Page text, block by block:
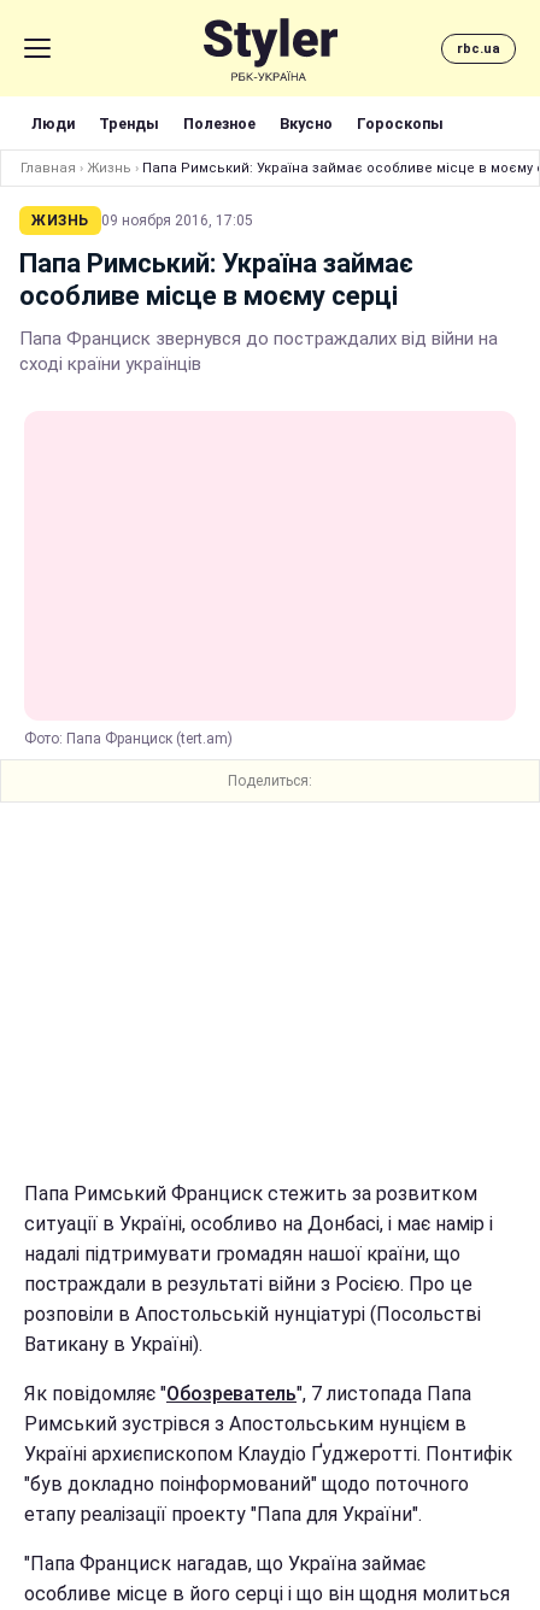
rbc.ua
Люди Тренды Полезное Вкусно Гороскопы
Главная › Жизнь › Папа Римський: Україна займає особливе місце в моєму
ЖИЗНЬ 09 ноября 2016, 17:05
Папа Римський: Україна займає
особливе місце в моєму серці
Папа Франциск звернувся до постраждалих від війни на
сході країни українців
Фото: Папа Франциск (tert.am)
Поделиться:
Папа Римський Франциск стежить за розвитком
ситуації в Україні, особливо на Донбасі, і має намір і
надалі підтримувати громадян нашої країни, що
постраждали в результаті війни з Росією. Про це
розповіли в Апостольській нунціатурі (Посольстві
Ватикану в Україні).
Як повідомляє "Обозреватель", 7 листопада Папа
Римський зустрівся з Апостольським нунцієм в
Україні архиєпископом Клаудіо Ґуджеротті. Понтифік
"був докладно поінформований" щодо поточного
етапу реалізації проекту "Папа для України".
"Папа Франциск нагадав, що Україна займає
особливе місце в його серці і що він щодня молиться